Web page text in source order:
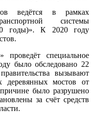
ведётся в рамках
системы
годы)». К 2020 году
специальное
было обследовано 22
вызывают
деревянных мостов от
было разрушено
за счёт средств